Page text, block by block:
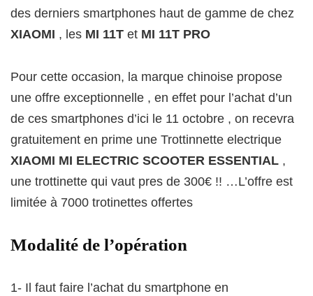
des derniers smartphones haut de gamme de chez
XIAOMI , les MI 11T et MI 11T PRO
Pour cette occasion, la marque chinoise propose
une offre exceptionnelle , en effet pour l’achat d’un
de ces smartphones d’ici le 11 octobre , on recevra
gratuitement en prime une Trottinnette electrique
XIAOMI MI ELECTRIC SCOOTER ESSENTIAL ,
une trottinette qui vaut pres de 300€ !! …L’offre est
limitée à 7000 trotinettes offertes
Modalité de l’opération
1- Il faut faire l’achat du smartphone en